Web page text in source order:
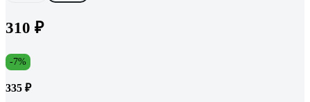
310 ₽
-7%
335 ₽